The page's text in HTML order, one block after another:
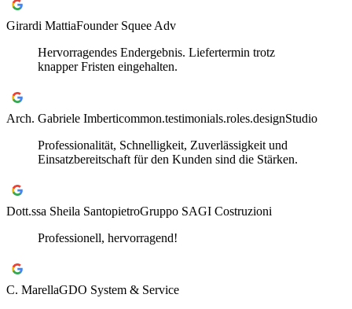
Girardi MattiaFounder Squee Adv
Hervorragendes Endergebnis. Liefertermin trotz
knapper Fristen eingehalten.
Arch. Gabriele Imberticommon.testimonials.roles.designStudio
Professionalität, Schnelligkeit, Zuverlässigkeit und
Einsatzbereitschaft für den Kunden sind die Stärken.
Dott.ssa Sheila SantopietroGruppo SAGI Costruzioni
Professionell, hervorragend!
C. MarellaGDO System & Service